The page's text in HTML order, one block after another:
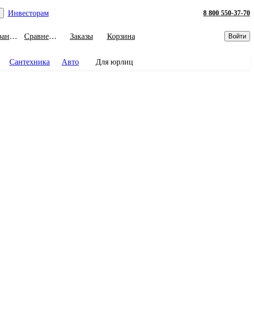
Инвесторам 8 800 550-37-70
Избранное Сравнение Заказы Корзина Войти
Сантехника Авто
Для юрлиц